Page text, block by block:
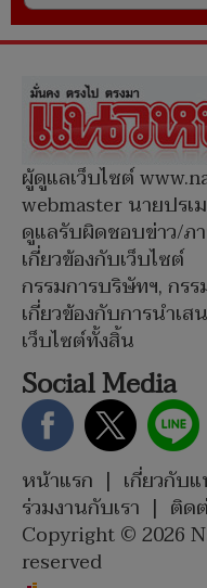
ผู้ดูแลเว็บไซต์
webmaster นายปรเ
ดูแลรับผิดชอบข่าว/
เกี่ยวข้องกับเว็บไซต์
กรรมการบริษัทฯ, กร
เกี่ยวข้องกับการนำเ
เว็บไซต์ทั้งสิ้น
Social Media
หน้าแรก | เกี่ยวกับ
ร่วมงานกับเรา | ติด
Copyright © 2026
reserved